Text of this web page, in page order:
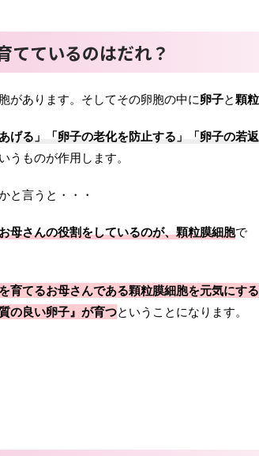
てているのはだれ？
があります。そしてその卵胞の中に卵子と顆
げる」「卵子の老化を防止する」「卵子の若返
うものが作用します。
と言うと・・・
母さんの役割をしているのが、顆粒膜細胞で
育てるお母さんである顆粒膜細胞を元気にする
の良い卵子』が育つということになります。